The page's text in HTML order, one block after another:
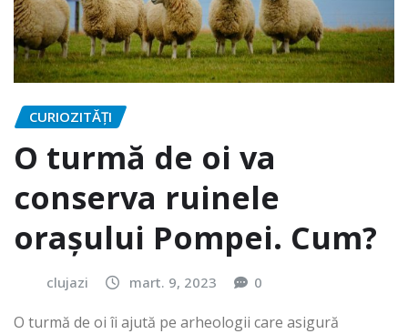
CURIOZITĂȚI
O turmă de oi va
conserva ruinele
orașului Pompei. Cum?
clujazi mart. 9, 2023 0
O turmă de oi îi ajută pe arheologii care asigură